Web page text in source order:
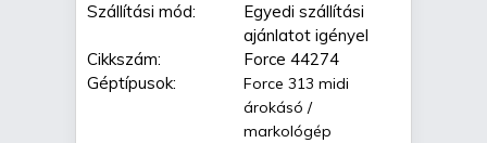
Szállítási mód:
Egyedi szállítási
ajánlatot igényel
Cikkszám:
Force 44274
Géptípusok:
Force 313 midi
árokásó /
markológép